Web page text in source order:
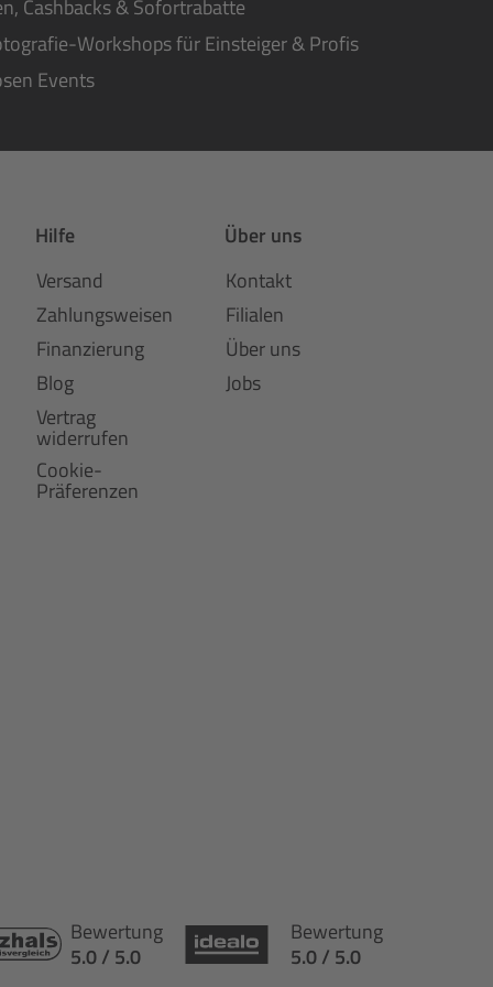
Cashbacks & Sofortrabatte
Workshops für Einsteiger & Profis
Events
Hilfe
Versand
Zahlungsweisen
Finanzierung
Blog
Vertrag
widerrufen
Cookie-
Präferenzen
Über uns
Kontakt
Filialen
Über uns
Jobs
Bewertung
5.0 / 5.0
Bewertung
5.0 / 5.0